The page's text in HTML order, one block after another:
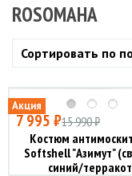
ROSOMAHA
Сортировать по
Акция
7 995 ₽15 990 ₽
Костюм
Softshell "Азимут"
синий/